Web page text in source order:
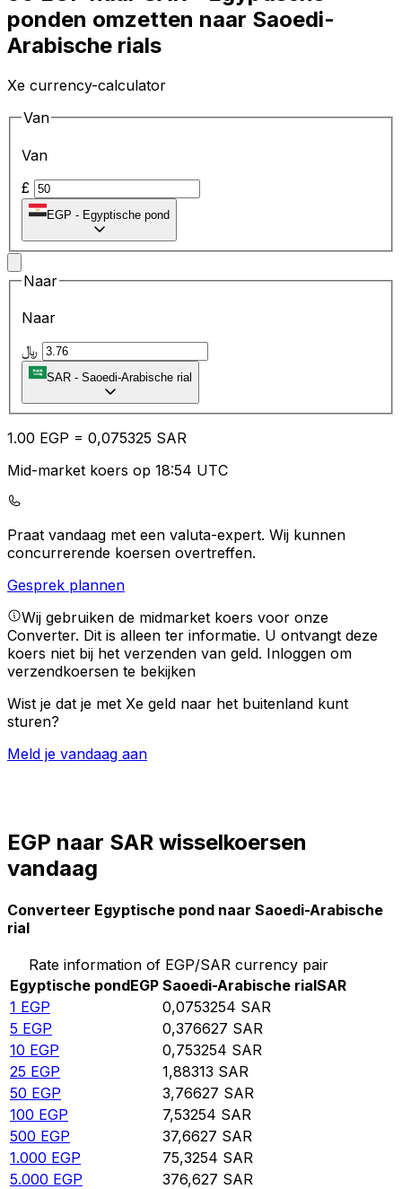
ponden omzetten naar Saoedi-
Arabische rials
Xe currency-calculator
Van
Van
£
EGP - Egyptische pond
Naar
Naar
SAR - Saoedi-Arabische rial
1.00 EGP = 0,075325 SAR
Mid-market koers op 18:54 UTC
Praat vandaag met een valuta-expert. Wij kunnen
concurrerende koersen overtreffen.
Gesprek plannen
Wij gebruiken de midmarket koers voor onze
Converter. Dit is alleen ter informatie. U ontvangt deze
koers niet bij het verzenden van geld. Inloggen om
verzendkoersen te bekijken
Wist je dat je met Xe geld naar het buitenland kunt
sturen?
Meld je vandaag aan
EGP naar SAR wisselkoersen
vandaag
Converteer Egyptische pond naar Saoedi-Arabische
rial
Rate information of EGP/SAR currency pair
Egyptische pondEGP Saoedi-Arabische rialSAR
1 EGP 0,0753254 SAR
5 EGP 0,376627 SAR
10 EGP 0,753254 SAR
25 EGP 1,88313 SAR
50 EGP 3,76627 SAR
100 EGP 7,53254 SAR
500 EGP 37,6627 SAR
1.000 EGP 75,3254 SAR
5.000 EGP 376,627 SAR